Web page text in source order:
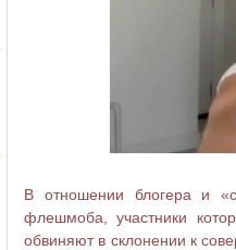
В отношении блогера и
флешмоба, участники
обвиняют в склонении к